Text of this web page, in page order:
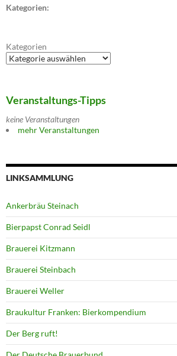
Kategorien:
Kategorien
Veranstaltungs-Tipps
keine Veranstaltungen
mehr Veranstaltungen
LINKSAMMLUNG
Ankerbräu Steinach
Bierpapst Conrad Seidl
Brauerei Kitzmann
Brauerei Steinbach
Brauerei Weller
Braukultur Franken: Bierkompendium
Der Berg ruft!